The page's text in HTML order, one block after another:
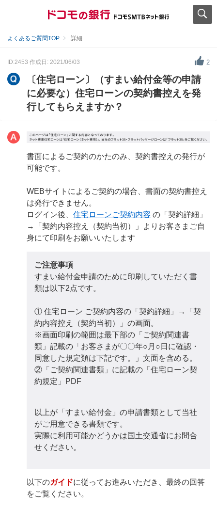
よくあるご質問TOP 詳細
ID:2453 作成日: 2021/06/03 2
〔住宅ローン〕（すまい給付金等の申請
に必要な）住宅ローンの契約書控えを発
行してもらえますか？
書面によるご契約のかたのみ、契約書控えの発行が
可能です。
WEBサイトによるご契約の場合、書面の契約書控え
は発行できません。
ログイン後、 住宅ローンご契約内容 の「契約詳細」
→「契約内容控え（契約当初）」よりお客さまご自
身にて印刷をお願いいたします
ご注意事項
すまい給付金申請のために印刷していただく書
類は以下2点です。
① 住宅ローン ご契約内容の「契約詳細」→「契
約内容控え（契約当初）」の画面。
※画面印刷の範囲は最下部の「ご契約関連書
類」記載の「お客さまが〇〇年○月○日に確認・
同意した規定類は下記です。」文面を含める。
②「ご契約関連書類」に記載の「住宅ローン契
約規定」PDF
以上が「すまい給付金」の申請書類として当社
がご用意できる書類です。
実際に利用可能かどうかは国土交通省にお問合
せください。
以下のガイドに従ってお進みいただき、最終の回答
をご覧ください。